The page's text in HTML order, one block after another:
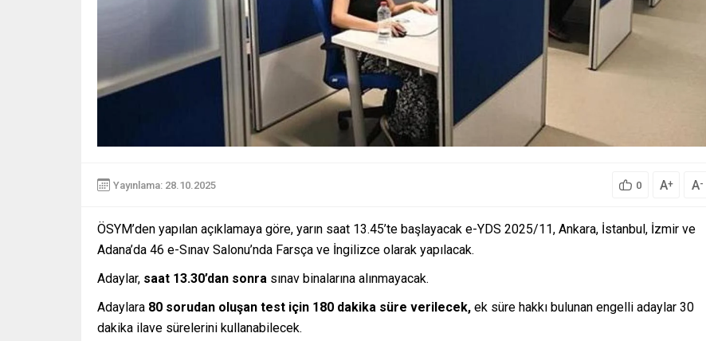
Yayınlama: 28.10.2025 0 A+ A-
ÖSYM’den yapılan açıklamaya göre, yarın saat 13.45’te başlayacak e-YDS 2025/11, Ankara, İstanbul, İzmir ve
Adana’da 46 e-Sınav Salonu’nda Farsça ve İngilizce olarak yapılacak.
Adaylar, saat 13.30’dan sonra sınav binalarına alınmayacak.
Adaylara 80 sorudan oluşan test için 180 dakika süre verilecek, ek süre hakkı bulunan engelli adaylar 30
dakika ilave sürelerini kullanabilecek.